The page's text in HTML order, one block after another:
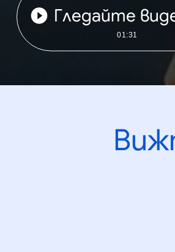
Гледайте
01:31